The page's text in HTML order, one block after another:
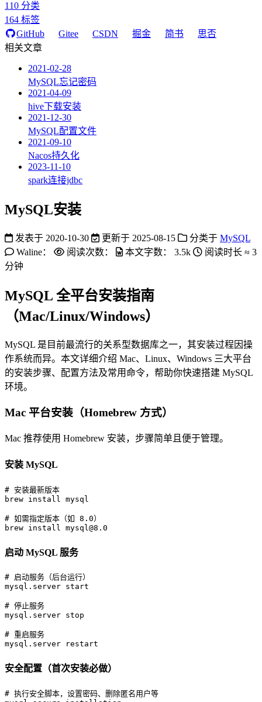
110 分类
164 标签
GitHub
Gitee CSDN 掘金 简书
思否
相关文章
2021-02-28
MySQL忘记密码
2021-04-09
hive下载安装
2021-12-30
MySQL配置文件
2021-09-10
Nacos持久化
2023-11-10
spark连接jdbc
MySQL安装
发表于 2020-10-30 更新于 2025-08-15 分类于 MySQL
Waline：
阅读次数： 本文字数： 3.5k 阅读时长 ≈ 3
分钟
MySQL 全平台安装指南
（Mac/Linux/Windows）
MySQL 是目前最流行的关系型数据库之一，其安装过程因操
作系统而异。本文详细介绍 Mac、Linux、Windows 三大平台
的安装步骤、配置方法及常用命令，帮助你快速搭建 MySQL
环境。
Mac 平台安装（Homebrew 方式）
Mac 推荐使用 Homebrew 安装，步骤简单且便于管理。
安装 MySQL
# 安装最新版本
# 如需指定版本（如 8.0）
brew install mysql@8.0
启动 MySQL 服务
# 启动服务（后台运行）
# 停止服务
# 重启服务
mysql.server restart
安全配置（首次安装必做）
# 执行安全脚本，设置密码、删除匿名用户等